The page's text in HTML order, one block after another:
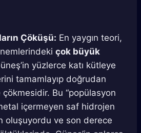
Çöküşü: En yaygın teori,
çok büyük
yüzlerce katı kütleye
tamamlayıp doğrudan
Bu “popülasyon
metal içermeyen saf hidrojen
oluşuyordu ve son derece